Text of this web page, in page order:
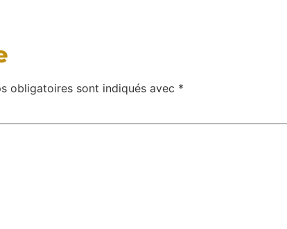
obligatoires sont indiqués avec *